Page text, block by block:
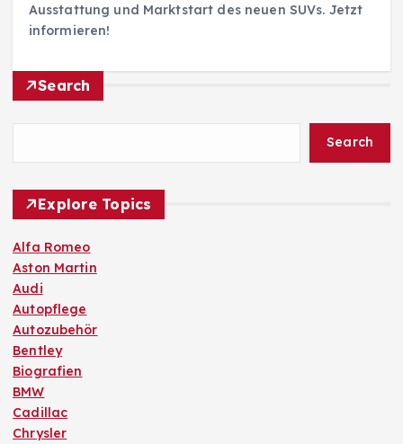
Ausstattung und Marktstart des neuen SUVs. Jetzt
informieren!
Search
Search
Explore Topics
Alfa Romeo
Aston Martin
Audi
Autopflege
Autozubehör
Bentley
Biografien
BMW
Cadillac
Chrysler